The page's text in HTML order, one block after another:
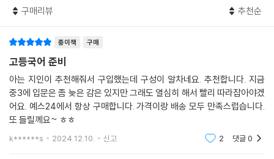
구매리뷰 추천순
종이책 구매
고등국어 준비
아는 지인이 추천해줘서 구입했는데 구성이 알차네요. 추천합니다. 지금
중3에 입문은 좀 늦은 감은 있지만 그래도 열심히 해서 빨리 따라잡아야겠
어요. 예스24에서 항상 구매합니다. 가격이랑 배송 모두 만족스럽습니다.
또 들릴께요~ ㅎㅎ
k******s 2024.12.10. 신고 2 댓글0